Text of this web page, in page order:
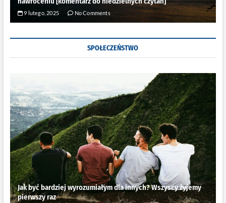
9 lutego, 2025 No Comments
SPOŁECZEŃSTWO
Jak być bardziej wyrozumiałym dla innych? Wszyscy żyjemy
pierwszy raz